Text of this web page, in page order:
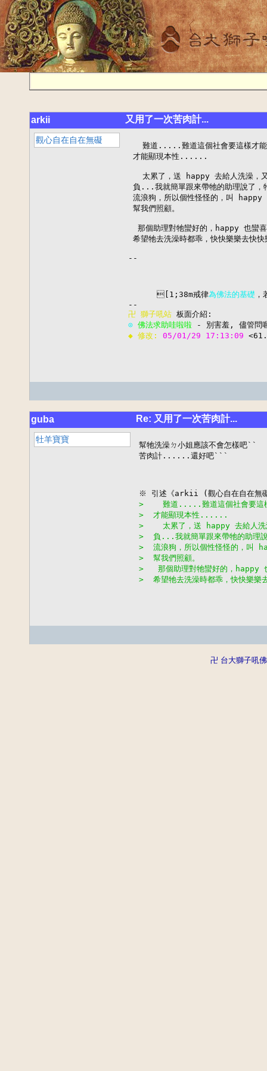
arkii 又用了一次苦肉計...
觀心自在自在無礙
難道.....難道這個社會要這樣才
才能顯現本性......
太累了，送 happy 去給人洗澡，
負...我就簡單跟來帶牠的助理說了，
流浪狗，所以個性怪怪的，叫
幫我們照顧。
那個助理對牠蠻好的，happy 也蠻
希望牠去洗澡時都乖，快快樂樂去快
--
      [1;38m戒律
為佛法的基礎 ，
卍 獅子吼站
⊙ 佛法求助哇啦啦
◆ 修改: 05/01/29 17:13:09
guba Re: 又用了一次苦肉計...
牡羊寶寶
幫牠洗澡ㄉ小姐應該不會怎樣吧``
苦肉計......還好吧```
>    難道.....難道這個社會要這樣
>  才能顯現本性......
>    太累了，送 happy 去給人洗
>  負...我就簡單跟來帶牠的助理說
>  流浪狗，所以個性怪怪的，叫
>  幫我們照顧。
>   那個助理對牠蠻好的，happy
>  希望牠去洗澡時都乖，快快樂樂
卍 台大獅子吼